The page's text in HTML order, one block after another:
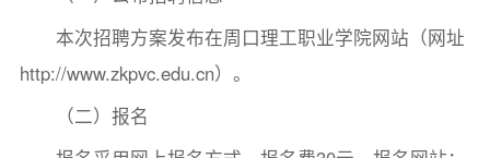
本次招聘方案发布在周口理工职业学院网站（网址
http://www.zkpvc.edu.cn）。
（二）报名